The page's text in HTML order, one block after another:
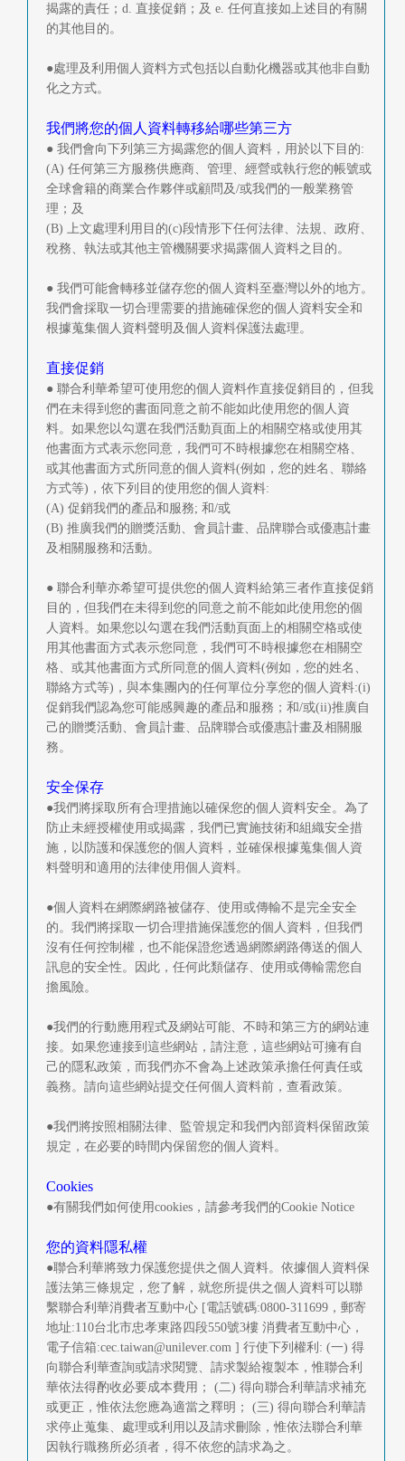
揭露的責任；d. 直接促銷；及 e. 任何直接如上述目的有關
的其他目的。
●處理及利用個人資料方式包括以自動化機器或其他非自動
化之方式。
我們將您的個人資料轉移給哪些第三方
● 我們會向下列第三方揭露您的個人資料，用於以下目的:
(A) 任何第三方服務供應商、管理、經營或執行您的帳號或
全球會籍的商業合作夥伴或顧問及/或我們的一般業務管
理；及
(B) 上文處理利用目的(c)段情形下任何法律、法規、政府、
稅務、執法或其他主管機關要求揭露個人資料之目的。
● 我們可能會轉移並儲存您的個人資料至臺灣以外的地方。
我們會採取一切合理需要的措施確保您的個人資料安全和
根據蒐集個人資料聲明及個人資料保護法處理。
直接促銷
● 聯合利華希望可使用您的個人資料作直接促銷目的，但我
們在未得到您的書面同意之前不能如此使用您的個人資
料。如果您以勾選在我們活動頁面上的相關空格或使用其
他書面方式表示您同意，我們可不時根據您在相關空格、
或其他書面方式所同意的個人資料(例如，您的姓名、聯絡
方式等)，依下列目的使用您的個人資料:
(A) 促銷我們的產品和服務; 和/或
(B) 推廣我們的贈獎活動、會員計畫、品牌聯合或優惠計畫
及相關服務和活動。
● 聯合利華亦希望可提供您的個人資料給第三者作直接促銷
目的，但我們在未得到您的同意之前不能如此使用您的個
人資料。如果您以勾選在我們活動頁面上的相關空格或使
用其他書面方式表示您同意，我們可不時根據您在相關空
格、或其他書面方式所同意的個人資料(例如，您的姓名、
聯絡方式等)，與本集團內的任何單位分享您的個人資料:(i)
促銷我們認為您可能感興趣的產品和服務；和/或(ii)推廣自
己的贈獎活動、會員計畫、品牌聯合或優惠計畫及相關服
務。
安全保存
●我們將採取所有合理措施以確保您的個人資料安全。為了
防止未經授權使用或揭露，我們已實施技術和組織安全措
施，以防護和保護您的個人資料，並確保根據蒐集個人資
料聲明和適用的法律使用個人資料。
●個人資料在網際網路被儲存、使用或傳輸不是完全安全
的。我們將採取一切合理措施保護您的個人資料，但我們
沒有任何控制權，也不能保證您透過網際網路傳送的個人
訊息的安全性。因此，任何此類儲存、使用或傳輸需您自
擔風險。
●我們的行動應用程式及網站可能、不時和第三方的網站連
接。如果您連接到這些網站，請注意，這些網站可擁有自
己的隱私政策，而我們亦不會為上述政策承擔任何責任或
義務。請向這些網站提交任何個人資料前，查看政策。
●我們將按照相關法律、監管規定和我們內部資料保留政策
規定，在必要的時間内保留您的個人資料。
Cookies
●有關我們如何使用cookies，請參考我們的Cookie Notice
您的資料隱私權
●聯合利華將致力保護您提供之個人資料。依據個人資料保
護法第三條規定，您了解，就您所提供之個人資料可以聯
繫聯合利華消費者互動中心 [電話號碼:0800-311699，郵寄
地址:110台北市忠孝東路四段550號3樓 消費者互動中心，
電子信箱:cec.taiwan@unilever.com ] 行使下列權利: (一) 得
向聯合利華查詢或請求閱覽、請求製給複製本，惟聯合利
華依法得酌收必要成本費用； (二) 得向聯合利華請求補充
或更正，惟依法您應為適當之釋明； (三) 得向聯合利華請
求停止蒐集、處理或利用以及請求刪除，惟依法聯合利華
因執行職務所必須者，得不依您的請求為之。